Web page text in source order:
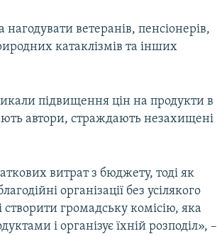
ветеранів, пенсіонерів,
катаклізмів та інших
підвищення цін на продукти в
автори, страждають незахищені
витрат з бюджету, тоді як
організації без усілякого
громадську комісію, яка
і організує їхній розподіл», –